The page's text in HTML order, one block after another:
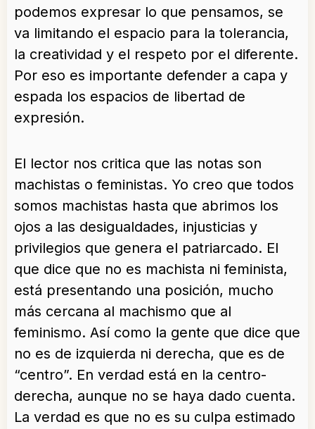
podemos expresar lo que pensamos, se
va limitando el espacio para la tolerancia,
la creatividad y el respeto por el diferente.
Por eso es importante defender a capa y
espada los espacios de libertad de
expresión.
El lector nos critica que las notas son
machistas o feministas. Yo creo que todos
somos machistas hasta que abrimos los
ojos a las desigualdades, injusticias y
privilegios que genera el patriarcado. El
que dice que no es machista ni feminista,
está presentando una posición, mucho
más cercana al machismo que al
feminismo. Así como la gente que dice que
no es de izquierda ni derecha, que es de
“centro”. En verdad está en la centro-
derecha, aunque no se haya dado cuenta.
La verdad es que no es su culpa estimado